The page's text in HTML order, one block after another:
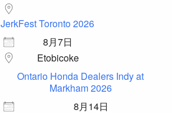
JerkFest Toronto 2026
8月7日
Etobicoke
Ontario Honda Dealers Indy at
Markham 2026
8月14日